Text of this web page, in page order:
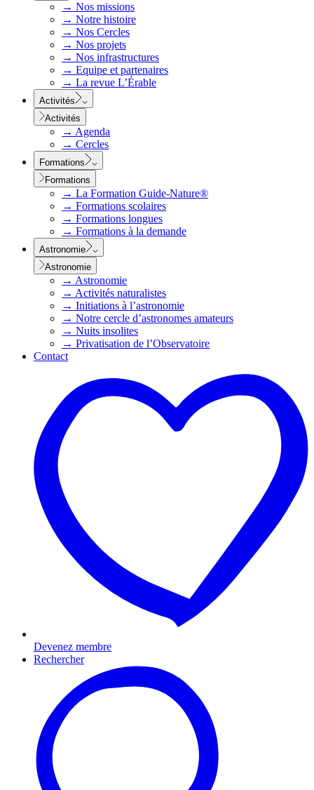
→ Nos missions
→ Notre histoire
→ Nos Cercles
→ Nos projets
→ Nos infrastructures
→ Equipe et partenaires
→ La revue L’Érable
Activités
Activités
→ Agenda
→ Cercles
Formations
Formations
→ La Formation Guide-Nature®
→ Formations scolaires
→ Formations longues
→ Formations à la demande
Astronomie
Astronomie
→ Astronomie
→ Activités naturalistes
→ Initiations à l’astronomie
→ Notre cercle d’astronomes amateurs
→ Nuits insolites
→ Privatisation de l’Observatoire
Contact
Devenez membre
Rechercher